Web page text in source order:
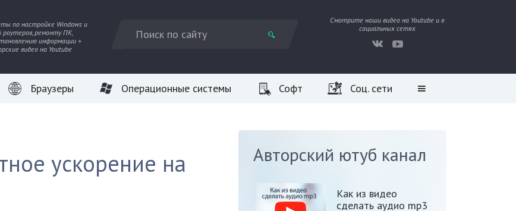
по настройке Windows и
роутеров, ремонту ПК,
информации +
видео на Youtube
Смотрите наши видео на Youtube и в
социальных сетях
Браузеры Операционные системы Софт Соц. сети
ускорение на
Авторский ютуб канал
Как из видео
сделать аудио mp3